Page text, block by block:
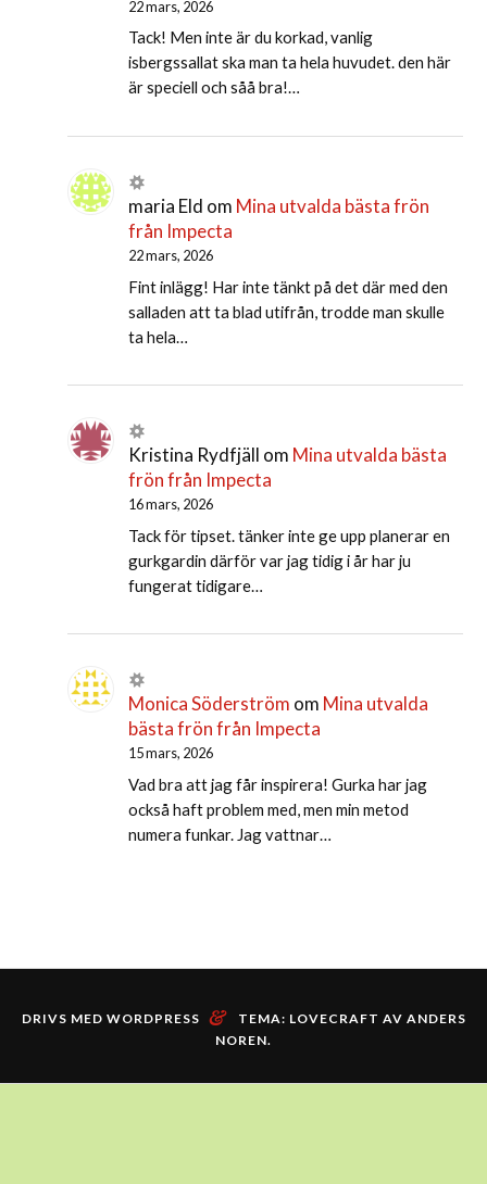
22 mars, 2026
Tack! Men inte är du korkad, vanlig
isbergssallat ska man ta hela huvudet. den här
är speciell och såå bra!…
maria Eld om Mina utvalda bästa frön
från Impecta
22 mars, 2026
Fint inlägg! Har inte tänkt på det där med den
salladen att ta blad utifrån, trodde man skulle
ta hela…
Kristina Rydfjäll om Mina utvalda bästa
frön från Impecta
16 mars, 2026
Tack för tipset. tänker inte ge upp planerar en
gurkgardin därför var jag tidig i år har ju
fungerat tidigare…
Monica Söderström om Mina utvalda
bästa frön från Impecta
15 mars, 2026
Vad bra att jag får inspirera! Gurka har jag
också haft problem med, men min metod
numera funkar. Jag vattnar…
DRIVS MED WORDPRESS & TEMA: LOVECRAFT AV ANDERS
NOREN.